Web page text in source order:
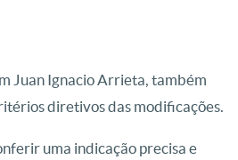
Juan Ignacio Arrieta, também
diretivos das modificações.
uma indicação precisa e